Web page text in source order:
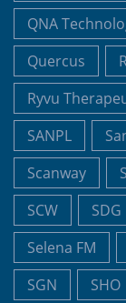
QNA
Quercus
Ryvu
SANPL
Scanway
SCW
SDG
Selena FM
SGN
SHO